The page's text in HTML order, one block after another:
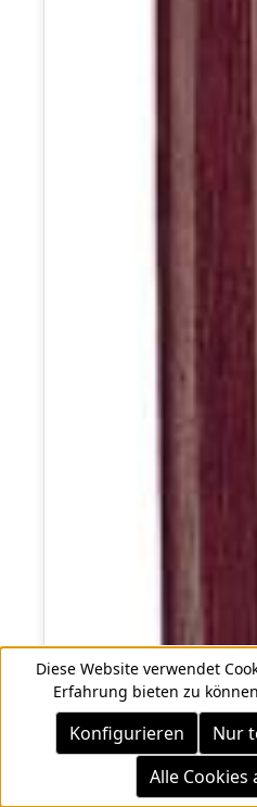
Diese Website verwendet
Erfahrung bieten zu
Nur
Konfigurieren
Alle Cookies